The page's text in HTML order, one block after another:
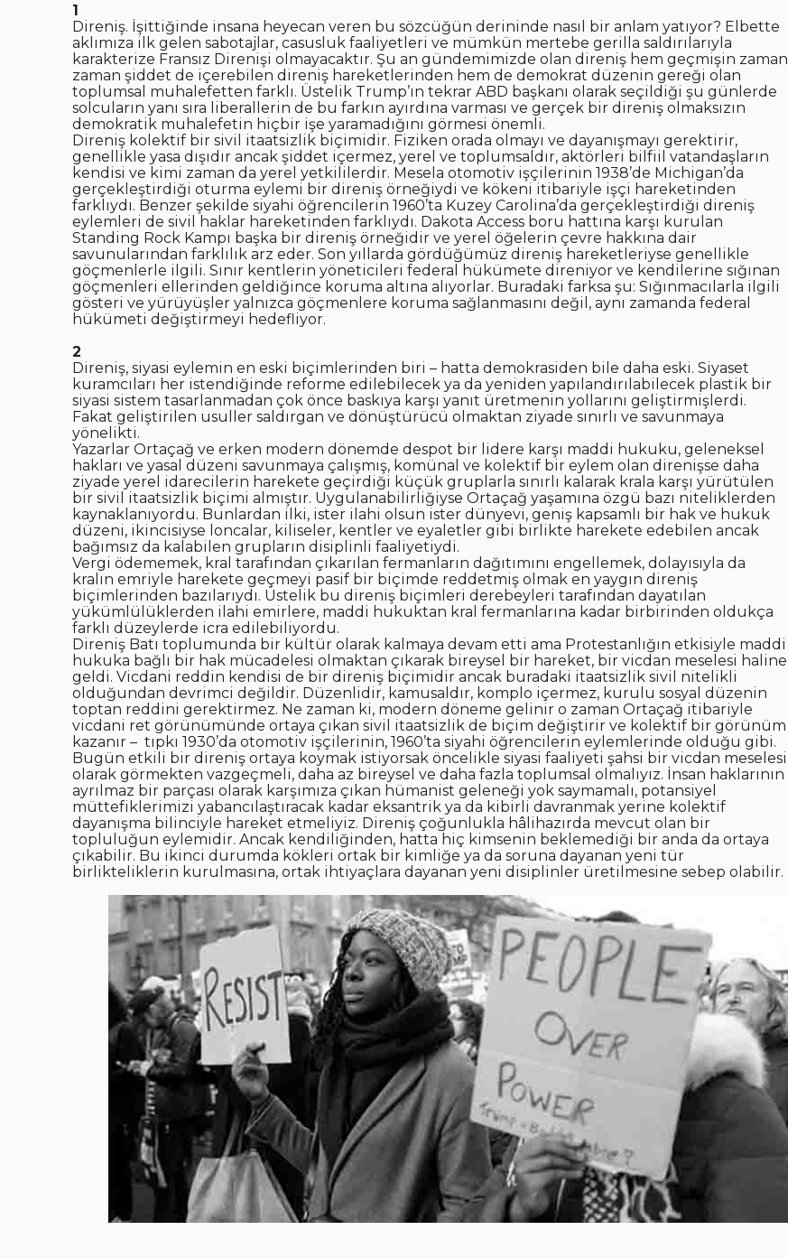
1
Direniş. İşittiğinde insana heyecan veren bu sözcüğün derininde nasıl bir anlam yatıyor? Elbette
aklımıza ilk gelen sabotajlar, casusluk faaliyetleri ve mümkün mertebe gerilla saldırılarıyla
karakterize Fransız Direnişi olmayacaktır. Şu an gündemimizde olan direniş hem geçmişin zaman
zaman şiddet de içerebilen direniş hareketlerinden hem de demokrat düzenin gereği olan
toplumsal muhalefetten farklı. Üstelik Trump’ın tekrar ABD başkanı olarak seçildiği şu günlerde
solcuların yanı sıra liberallerin de bu farkın ayırdına varması ve gerçek bir direniş olmaksızın
demokratik muhalefetin hiçbir işe yaramadığını görmesi önemli.
Direniş kolektif bir sivil itaatsizlik biçimidir. Fiziken orada olmayı ve dayanışmayı gerektirir,
genellikle yasa dışıdır ancak şiddet içermez, yerel ve toplumsaldır, aktörleri bilfiil vatandaşların
kendisi ve kimi zaman da yerel yetkililerdir. Mesela otomotiv işçilerinin 1938’de Michigan’da
gerçekleştirdiği oturma eylemi bir direniş örneğiydi ve kökeni itibariyle işçi hareketinden
farklıydı. Benzer şekilde siyahi öğrencilerin 1960’ta Kuzey Carolina’da gerçekleştirdiği direniş
eylemleri de sivil haklar hareketinden farklıydı. Dakota Access boru hattına karşı kurulan
Standing Rock Kampı başka bir direniş örneğidir ve yerel öğelerin çevre hakkına dair
savunularından farklılık arz eder. Son yıllarda gördüğümüz direniş hareketleriyse genellikle
göçmenlerle ilgili. Sınır kentlerin yöneticileri federal hükümete direniyor ve kendilerine sığınan
göçmenleri ellerinden geldiğince koruma altına alıyorlar. Buradaki farksa şu: Sığınmacılarla ilgili
gösteri ve yürüyüşler yalnızca göçmenlere koruma sağlanmasını değil, aynı zamanda federal
hükümeti değiştirmeyi hedefliyor.
2
Direniş, siyasi eylemin en eski biçimlerinden biri – hatta demokrasiden bile daha eski. Siyaset
kuramcıları her istendiğinde reforme edilebilecek ya da yeniden yapılandırılabilecek plastik bir
siyasi sistem tasarlanmadan çok önce baskıya karşı yanıt üretmenin yollarını geliştirmişlerdi.
Fakat geliştirilen usuller saldırgan ve dönüştürücü olmaktan ziyade sınırlı ve savunmaya
yönelikti.
Yazarlar Ortaçağ ve erken modern dönemde despot bir lidere karşı maddi hukuku, geleneksel
hakları ve yasal düzeni savunmaya çalışmış, komünal ve kolektif bir eylem olan direnişse daha
ziyade yerel idarecilerin harekete geçirdiği küçük gruplarla sınırlı kalarak krala karşı yürütülen
bir sivil itaatsizlik biçimi almıştır. Uygulanabilirliğiyse Ortaçağ yaşamına özgü bazı niteliklerden
kaynaklanıyordu. Bunlardan ilki, ister ilahi olsun ister dünyevi, geniş kapsamlı bir hak ve hukuk
düzeni, ikincisiyse loncalar, kiliseler, kentler ve eyaletler gibi birlikte harekete edebilen ancak
bağımsız da kalabilen grupların disiplinli faaliyetiydi.
Vergi ödememek, kral tarafından çıkarılan fermanların dağıtımını engellemek, dolayısıyla da
kralın emriyle harekete geçmeyi pasif bir biçimde reddetmiş olmak en yaygın direniş
biçimlerinden bazılarıydı. Üstelik bu direniş biçimleri derebeyleri tarafından dayatılan
yükümlülüklerden ilahi emirlere, maddi hukuktan kral fermanlarına kadar birbirinden oldukça
farklı düzeylerde icra edilebiliyordu.
Direniş Batı toplumunda bir kültür olarak kalmaya devam etti ama Protestanlığın etkisiyle maddi
hukuka bağlı bir hak mücadelesi olmaktan çıkarak bireysel bir hareket, bir vicdan meselesi haline
geldi. Vicdani reddin kendisi de bir direniş biçimidir ancak buradaki itaatsizlik sivil nitelikli
olduğundan devrimci değildir. Düzenlidir, kamusaldır, komplo içermez, kurulu sosyal düzenin
toptan reddini gerektirmez. Ne zaman ki, modern döneme gelinir o zaman Ortaçağ itibariyle
vicdani ret görünümünde ortaya çıkan sivil itaatsizlik de biçim değiştirir ve kolektif bir görünüm
kazanır – tıpkı 1930’da otomotiv işçilerinin, 1960’ta siyahi öğrencilerin eylemlerinde olduğu gibi.
Bugün etkili bir direniş ortaya koymak istiyorsak öncelikle siyasi faaliyeti şahsi bir vicdan meselesi
olarak görmekten vazgeçmeli, daha az bireysel ve daha fazla toplumsal olmalıyız. İnsan haklarının
ayrılmaz bir parçası olarak karşımıza çıkan hümanist geleneği yok saymamalı, potansiyel
müttefiklerimizi yabancılaştıracak kadar eksantrik ya da kibirli davranmak yerine kolektif
dayanışma bilinciyle hareket etmeliyiz. Direniş çoğunlukla hâlihazırda mevcut olan bir
topluluğun eylemidir. Ancak kendiliğinden, hatta hiç kimsenin beklemediği bir anda da ortaya
çıkabilir. Bu ikinci durumda kökleri ortak bir kimliğe ya da soruna dayanan yeni tür
birlikteliklerin kurulmasına, ortak ihtiyaçlara dayanan yeni disiplinler üretilmesine sebep olabilir.